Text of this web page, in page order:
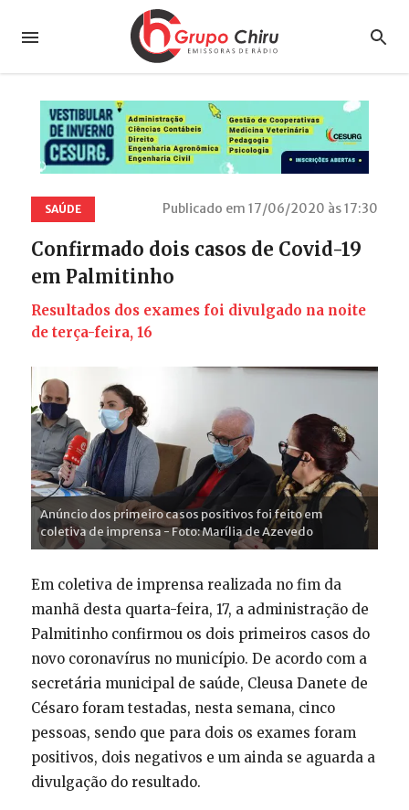
SAÚDE Publicado em 17/06/2020 às 17:30
Confirmado dois casos de Covid-19
em Palmitinho
Resultados dos exames foi divulgado na noite
de terça-feira, 16
Anúncio dos primeiro casos positivos foi feito em
coletiva de imprensa - Foto: Marília de Azevedo
Em coletiva de imprensa realizada no fim da
manhã desta quarta-feira, 17, a administração de
Palmitinho confirmou os dois primeiros casos do
novo coronavírus no município. De acordo com a
secretária municipal de saúde, Cleusa Danete de
Césaro foram testadas, nesta semana, cinco
pessoas, sendo que para dois os exames foram
positivos, dois negativos e um ainda se aguarda a
divulgação do resultado.